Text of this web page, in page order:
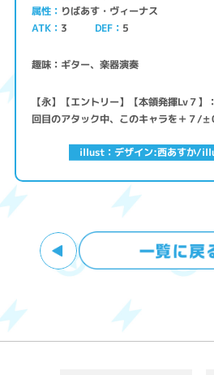
illust：デザイン:西あすか/
属性 りばあす・ヴィーナス
ATK 3 DEF 5
趣味：ギター、楽器演奏
【永】【エントリー】【本領発揮Lv７】
回目のアタック中、このキャラを＋７/±